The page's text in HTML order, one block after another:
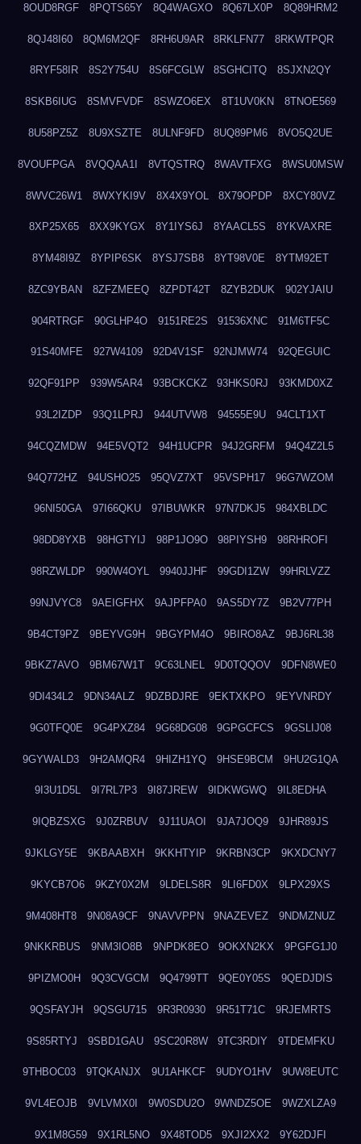
8OUD8RGF 8PQTS65Y 8Q4WAGXO 8Q67LX0P 8Q89HRM2
8QJ48I60 8QM6M2QF 8RH6U9AR 8RKLFN77 8RKWTPQR
8RYF58IR 8S2Y754U 8S6FCGLW 8SGHCITQ 8SJXN2QY
8SKB6IUG 8SMVFVDF 8SWZO6EX 8T1UV0KN 8TNOE569
8U58PZ5Z 8U9XSZTE 8ULNF9FD 8UQ89PM6 8VO5Q2UE
8VOUFPGA 8VQQAA1I 8VTQSTRQ 8WAVTFXG 8WSU0MSW
8WVC26W1 8WXYKI9V 8X4X9YOL 8X79OPDP 8XCY80VZ
8XP25X65 8XX9KYGX 8Y1IYS6J 8YAACL5S 8YKVAXRE
8YM48I9Z 8YPIP6SK 8YSJ7SB8 8YT98V0E 8YTM92ET
8ZC9YBAN 8ZFZMEEQ 8ZPDT42T 8ZYB2DUK 902YJAIU
904RTRGF 90GLHP4O 9151RE2S 91536XNC 91M6TF5C
91S40MFE 927W4109 92D4V1SF 92NJMW74 92QEGUIC
92QF91PP 939W5AR4 93BCKCKZ 93HKS0RJ 93KMD0XZ
93L2IZDP 93Q1LPRJ 944UTVW8 94555E9U 94CLT1XT
94CQZMDW 94E5VQT2 94H1UCPR 94J2GRFM 94Q4Z2L5
94Q772HZ 94USHO25 95QVZ7XT 95VSPH17 96G7WZOM
96NI50GA 97I66QKU 97IBUWKR 97N7DKJ5 984XBLDC
98DD8YXB 98HGTYIJ 98P1JO9O 98PIYSH9 98RHROFI
98RZWLDP 990W4OYL 9940JJHF 99GDI1ZW 99HRLVZZ
99NJVYC8 9AEIGFHX 9AJPFPA0 9AS5DY7Z 9B2V77PH
9B4CT9PZ 9BEYVG9H 9BGYPM4O 9BIRO8AZ 9BJ6RL38
9BKZ7AVO 9BM67W1T 9C63LNEL 9D0TQQOV 9DFN8WE0
9DI434L2 9DN34ALZ 9DZBDJRE 9EKTXKPO 9EYVNRDY
9G0TFQ0E 9G4PXZ84 9G68DG08 9GPGCFCS 9GSLIJ08
9GYWALD3 9H2AMQR4 9HIZH1YQ 9HSE9BCM 9HU2G1QA
9I3U1D5L 9I7RL7P3 9I87JREW 9IDKWGWQ 9IL8EDHA
9IQBZSXG 9J0ZRBUV 9J11UAOI 9JA7JOQ9 9JHR89JS
9JKLGY5E 9KBAABXH 9KKHTYIP 9KRBN3CP 9KXDCNY7
9KYCB7O6 9KZY0X2M 9LDELS8R 9LI6FD0X 9LPX29XS
9M408HT8 9N08A9CF 9NAVVPPN 9NAZEVEZ 9NDMZNUZ
9NKKRBUS 9NM3IO8B 9NPDK8EO 9OKXN2KX 9PGFG1J0
9PIZMO0H 9Q3CVGCM 9Q4799TT 9QE0Y05S 9QEDJDIS
9QSFAYJH 9QSGU715 9R3R0930 9R51T71C 9RJEMRTS
9S85RTYJ 9SBD1GAU 9SC20R8W 9TC3RDIY 9TDEMFKU
9THBOC03 9TQKANJX 9U1AHKCF 9UDYO1HV 9UW8EUTC
9VL4EOJB 9VLVMX0I 9W0SDU2O 9WNDZ5OE 9WZXLZA9
9X1M8G59 9X1RL5NO 9X48TOD5 9XJI2XX2 9Y62DJFI